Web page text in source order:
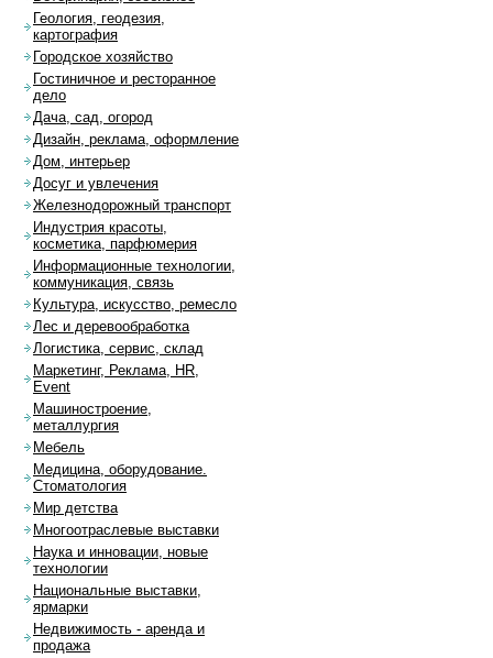
Геология, геодезия,
картография
Городское хозяйство
Гостиничное и ресторанное
дело
Дача, сад, огород
Дизайн, реклама, оформление
Дом, интерьер
Досуг и увлечения
Железнодорожный транспорт
Индустрия красоты,
косметика, парфюмерия
Информационные технологии,
коммуникация, связь
Культура, искусство, ремесло
Лес и деревообработка
Логистика, сервис, склад
Маркетинг, Реклама, HR,
Event
Машиностроение,
металлургия
Мебель
Медицина, оборудование.
Стоматология
Мир детства
Многоотраслевые выставки
Наука и инновации, новые
технологии
Национальные выставки,
ярмарки
Недвижимость - аренда и
продажа